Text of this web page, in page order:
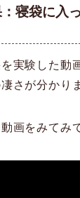
寝袋に入
実験した動
さが分かり
画をみてみ